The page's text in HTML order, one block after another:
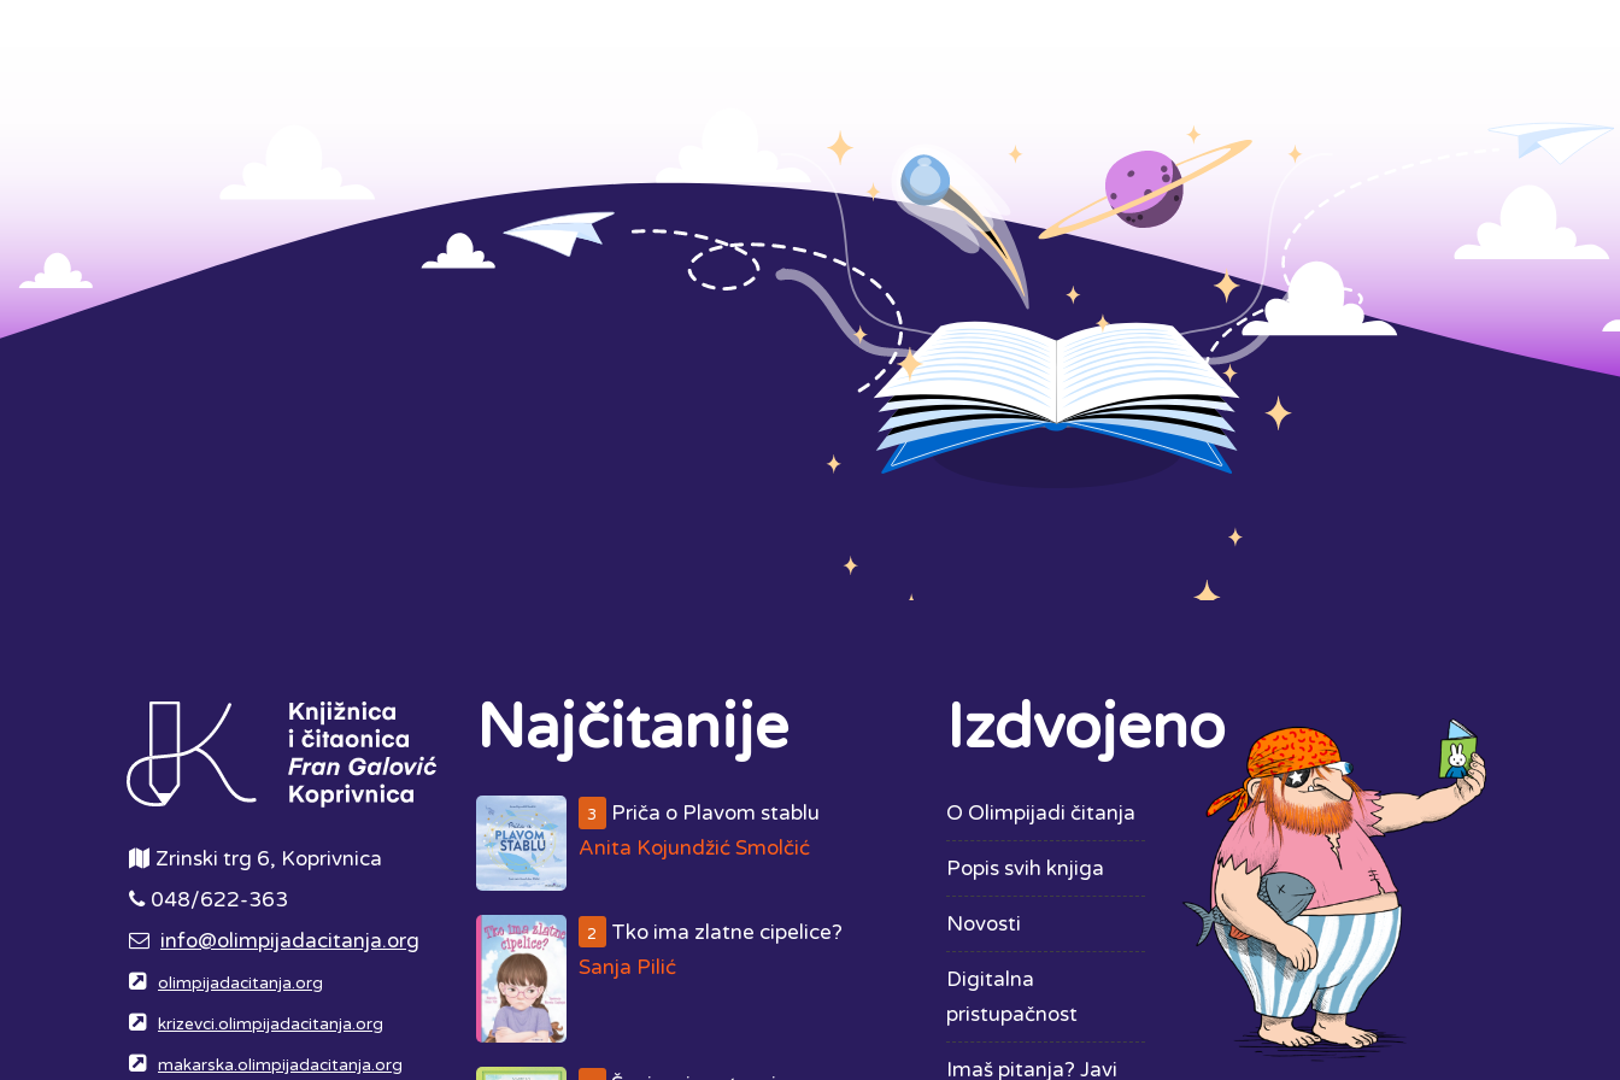
Zrinski trg 6, Koprivnica
048/622-363
info@olimpijadacitanja.org
olimpijadacitanja.org
krizevci.olimpijadacitanja.org
makarska.olimpijadacitanja.org
Najčitanije
3
Priča o Plavom stablu
Anita Kojundžić Smolčić
2
Tko ima zlatne cipelice?
Sanja Pilić
Izdvojeno
O Olimpijadi čitanja
Popis svih knjiga
Novosti
Digitalna
pristupačnost
Imaš pitanja? Javi